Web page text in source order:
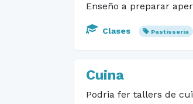
Enseño a preparar
Clases Pastisseria
Cuina
Podria fer tallers de